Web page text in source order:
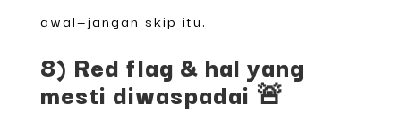
awal—jangan skip itu.
8) Red flag & hal yang
mesti diwaspadai 🚨